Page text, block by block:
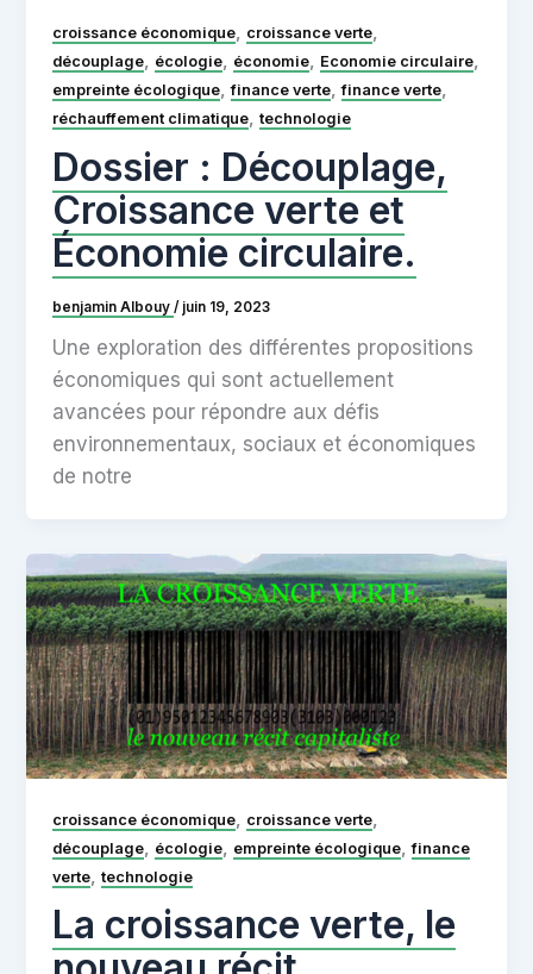
croissance économique, croissance verte,
découplage, écologie, économie, Economie circulaire,
empreinte écologique,finance verte,finance verte,
réchauffement climatique,technologie
Dossier : Découplage,
Croissance verte et
Économie circulaire.
benjamin Albouy/ juin 19, 2023
Une exploration des différentes propositions
économiques qui sont actuellement
avancées pour répondre aux défis
environnementaux, sociaux et économiques
de notre
croissance économique, croissance verte,
découplage, écologie, empreinte écologique,finance
verte,technologie
La croissance verte, le